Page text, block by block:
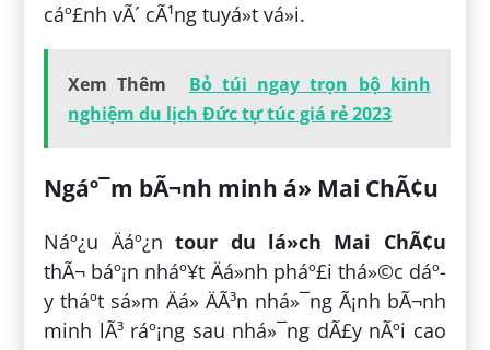
cáº£nh vÃ´ cÃ¹ng tuyá»t vá»i.
Xem Thêm
Bỏ túi ngay trọn bộ kinh
nghiệm du lịch Đức tự túc giá rẻ 2023
Ngáº¯m bÃ¬nh minh á» Mai ChÃ¢u
Náº¿u Äáº¿ntour du lá»ch Mai ChÃ¢u
thÃ¬ báº¡n nháº¥t Äá»nh pháº£i thá»©c dáº­
y tháº­t sá»m Äá» ÄÃ³n nhá»¯ng Ã¡nh bÃ¬nh
minh lÃ³ ráº¡ng sau nhá»¯ng dÃ£y nÃºi cao